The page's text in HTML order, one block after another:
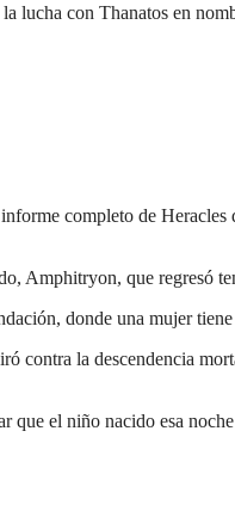
lucha con Thanatos en
completo de Heracles
Amphitryon, que regresó
donde una mujer
contra la descendencia
el niño nacido esa